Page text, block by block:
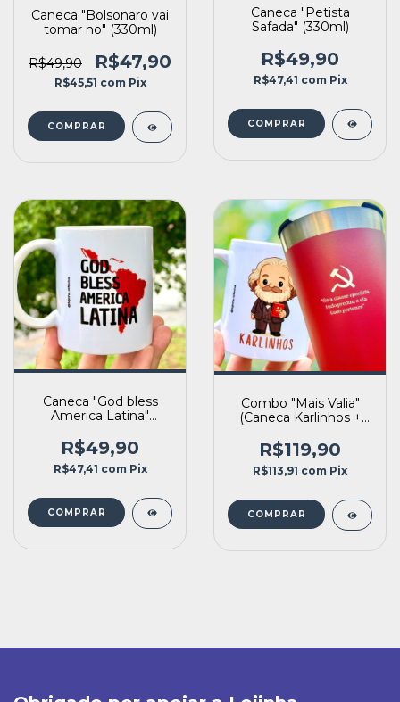
Caneca "Bolsonaro vai
tomar no" (330ml)
R$49,90 R$47,90
R$45,51 com Pix
Caneca "Petista
Safada" (330ml)
R$49,90
R$47,41 com Pix
Caneca "God bless
America Latina"
R$49,90
R$47,41 com Pix
Combo "Mais Valia"
(Caneca Karlinhos +
Comunismo)
R$119,90
R$113,91 com Pix